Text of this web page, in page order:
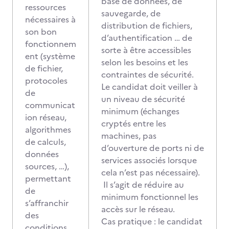
ressources
nécessaires à
son bon
fonctionnem
ent (système
de fichier,
protocoles
de
communicat
ion réseau,
algorithmes
de calculs,
données
sources, …),
permettant
de
s’affranchir
des
sauvegarde, de
distribution de fichiers,
d’authentification … de
sorte à être accessibles
selon les besoins et les
contraintes de sécurité.
Le candidat doit veiller à
un niveau de sécurité
minimum (échanges
cryptés entre les
machines, pas
d’ouverture de ports ni de
services associés lorsque
cela n’est pas nécessaire).
Il s’agit de réduire au
minimum fonctionnel les
accès sur le réseau.
Cas pratique : le candidat